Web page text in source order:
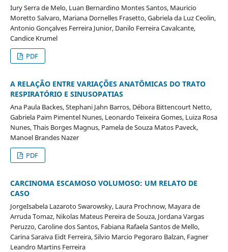
Iury Serra de Melo, Luan Bernardino Montes Santos, Mauricio
Moretto Salvaro, Mariana Dornelles Frasetto, Gabriela da Luz Ceolin,
Antonio Gonçalves Ferreira Junior, Danilo Ferreira Cavalcante,
Candice Krumel
PDF
A RELAÇÃO ENTRE VARIAÇÕES ANATÔMICAS DO TRATO
RESPIRATÓRIO E SINUSOPATIAS
Ana Paula Backes, Stephani Jahn Barros, Débora Bittencourt Netto,
Gabriela Paim Pimentel Nunes, Leonardo Teixeira Gomes, Luiza Rosa
Nunes, Thais Borges Magnus, Pamela de Souza Matos Paveck,
Manoel Brandes Nazer
PDF
CARCINOMA ESCAMOSO VOLUMOSO: UM RELATO DE
CASO
JorgeIsabela Lazaroto Swarowsky, Laura Prochnow, Mayara de
Arruda Tomaz, Nikolas Mateus Pereira de Souza, Jordana Vargas
Peruzzo, Caroline dos Santos, Fabiana Rafaela Santos de Mello,
Carina Saraiva Eidt Ferreira, Silvio Marcio Pegoraro Balzan, Fagner
Leandro Martins Ferreira